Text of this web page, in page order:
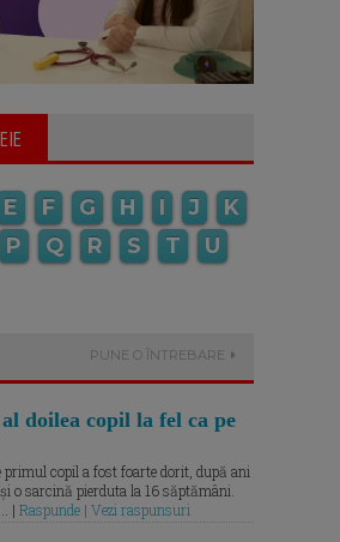
E F G H I J
K
P Q R S T
U
PUNE O ÎNTREBARE
doilea copil la fel ca pe
primul copil a fost foarte dorit, după ani
o sarcină pierduta la 16 săptămâni.
| Raspunde | Vezi raspunsuri